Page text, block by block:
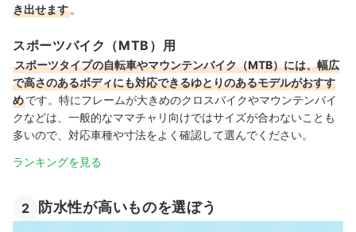
き出せます 。
スポーツバイク（MTB）用
スポーツタイプの自転車やマウンテンバイク（MTB）には、幅広
で高さのあるボディにも対応できるゆとりのあるモデルがおすす
めです。特にフレームが大きめのクロスバイクやマウンテンバイ
クなどは、一般的なママチャリ向けではサイズが合わないことも
多いので、対応車種や寸法をよく確認して選んでください。
ランキングを見る
2 防水性が高いものを選ぼう